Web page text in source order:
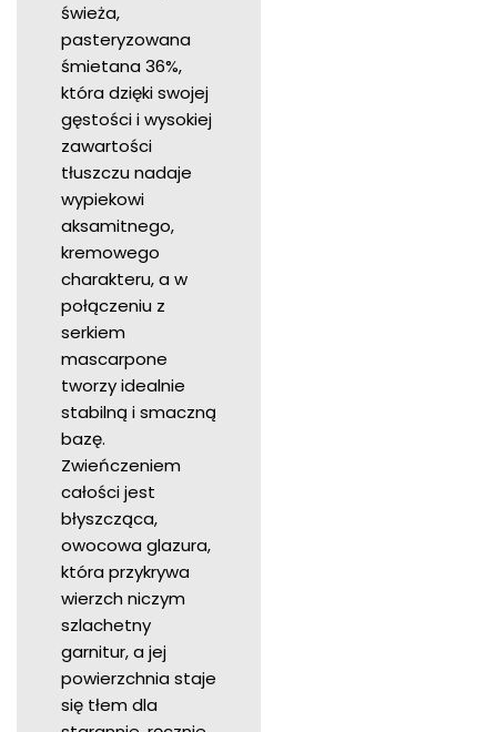
świeża,
pasteryzowana
śmietana 36%,
która dzięki swojej
gęstości i wysokiej
zawartości
tłuszczu nadaje
wypiekowi
aksamitnego,
kremowego
charakteru, a w
połączeniu z
serkiem
mascarpone
tworzy idealnie
stabilną i smaczną
bazę.
Zwieńczeniem
całości jest
błyszcząca,
owocowa glazura,
która przykrywa
wierzch niczym
szlachetny
garnitur, a jej
powierzchnia staje
się tłem dla